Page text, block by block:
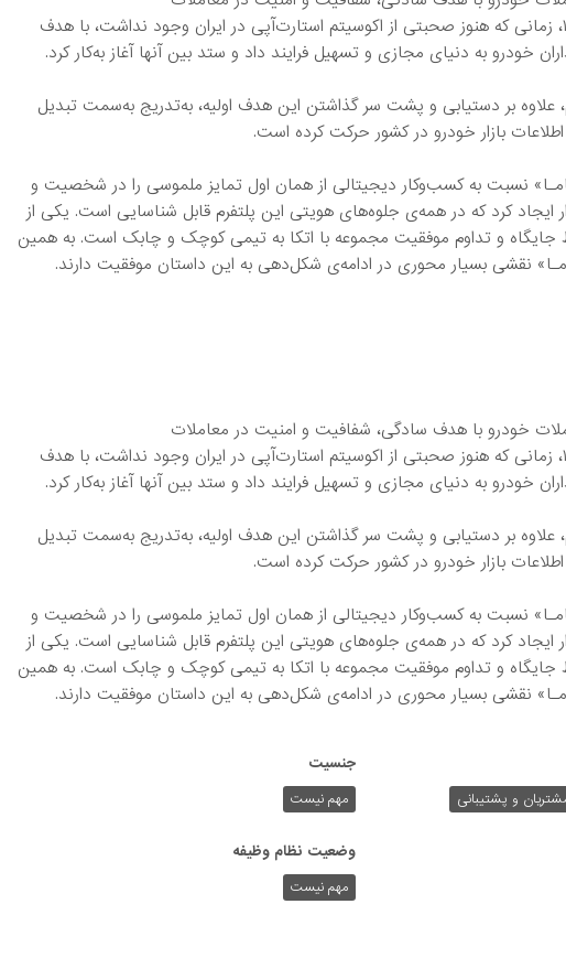
پلتفرم «بـامـا» در بهمن ۱۳۸۸، زمانی که هنوز صحبتی از اکوسیتم استارت‌آپی در ایران وجود نداشت، با هدف
خودرو به دنیای مجازی و تسهیل فرایند داد و ستد بین آنها آغاز به‌کار کرد.
علاوه بر دستیابی و پشت سر گذاشتن این هدف اولیه، به‌تدریج به‌سمت تبدیل
بازار خودرو در کشور حرکت کرده است.
نسبت به کسب‌وکار دیجیتالی از همان اول تمایز ملموسی را در شخصیت و
ایجاد کرد که در همه‌ی جلوه‌های هویتی این پلتفرم قابل شناسایی است. یکی از
جایگاه و تداوم موفقیت‌ مجموعه با اتکا به تیمی کوچک و چابک است. به همین
نقشی بسیار محوری در ادامه‌ی شکل‌دهی به این داستان موفقیت دارند.
خودرو با هدف سادگی، شفافیت و امنیت در معاملات
پلتفرم «بـامـا» در بهمن ۱۳۸۸، زمانی که هنوز صحبتی از اکوسیتم استارت‌آپی در ایران وجود نداشت، با هدف
خودرو به دنیای مجازی و تسهیل فرایند داد و ستد بین آنها آغاز به‌کار کرد.
علاوه بر دستیابی و پشت سر گذاشتن این هدف اولیه، به‌تدریج به‌سمت تبدیل
بازار خودرو در کشور حرکت کرده است.
نسبت به کسب‌وکار دیجیتالی از همان اول تمایز ملموسی را در شخصیت و
ایجاد کرد که در همه‌ی جلوه‌های هویتی این پلتفرم قابل شناسایی است. یکی از
جایگاه و تداوم موفقیت‌ مجموعه با اتکا به تیمی کوچک و چابک است. به همین
نقشی بسیار محوری در ادامه‌ی شکل‌دهی به این داستان موفقیت دارند.
مشتریان و پشتیبانی
جنسیت
مهم نیست
وضعیت نظام وظیفه
مهم‌ نیست